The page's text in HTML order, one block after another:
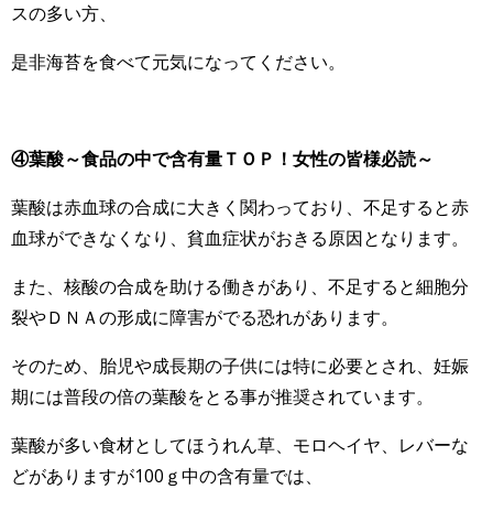
スの多い方、
是非海苔を食べて元気になってください。
④葉酸～食品の中で含有量ＴＯＰ！女性の皆様必読～
葉酸は赤血球の合成に大きく関わっており、不足すると赤
血球ができなくなり、貧血症状がおきる原因となります。
また、核酸の合成を助ける働きがあり、不足すると細胞分
裂やＤＮＡの形成に障害がでる恐れがあります。
そのため、胎児や成長期の子供には特に必要とされ、妊娠
期には普段の倍の葉酸をとる事が推奨されています。
葉酸が多い食材としてほうれん草、モロヘイヤ、レバーな
どがありますが100ｇ中の含有量では、